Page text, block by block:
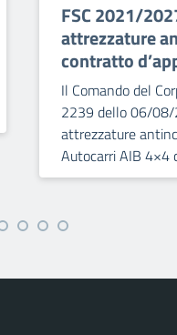
FSC 2021/
attrezzature
contratto
Il Comando del
2239 dello 06/08/
attrezzature
Autocarri AIB 4×4